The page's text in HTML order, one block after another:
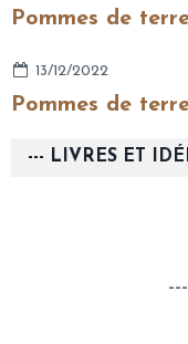
Pommes de
13/12/2022
Pommes de
--- LIVRES ET